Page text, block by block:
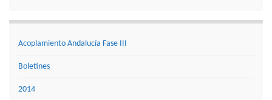
Acoplamiento Andalucía Fase III
Boletines
2014